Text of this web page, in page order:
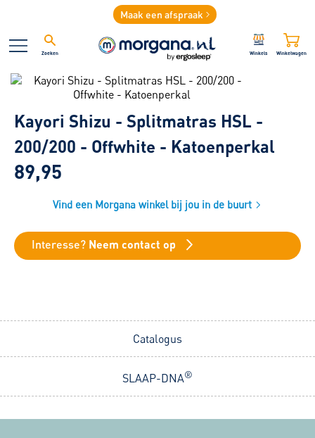
Maak een afspraak
Zoeken Winkels Winkelwagen
Kayori Shizu - Splitmatras HSL -
200/200 - Offwhite - Katoenperkal
89,95
Vind een Morgana winkel bij jou in de buurt
Interesse? Neem contact op
Catalogus
SLAAP-DNA®